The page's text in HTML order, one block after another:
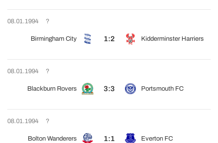
08.01.1994 ?
Birmingham City 1:2 Kidderminster Harriers
08.01.1994 ?
Blackburn Rovers 3:3 Portsmouth FC
08.01.1994 ?
Bolton Wanderers 1:1 Everton FC